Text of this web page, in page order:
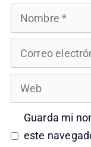
Nombre
Correo
electrónico
Web
Guarda mi
este